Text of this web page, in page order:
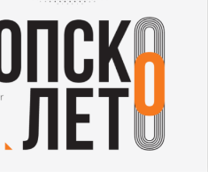
естрадни
, па можеме да очекуваме
овој период.